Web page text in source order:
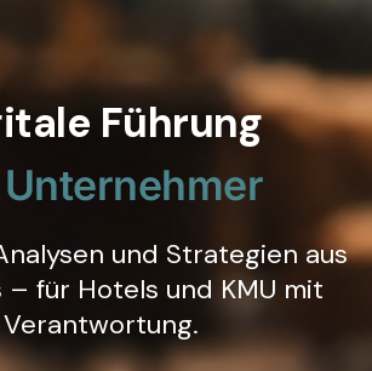
Führung
und Strategien aus
– für Hotels und KMU mit
Verantwortung.